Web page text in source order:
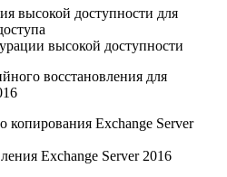
высокой доступности для
высокой доступности
восстановления для
копирования Exchange Server
Exchange Server 2016